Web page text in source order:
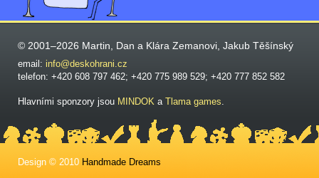
© 2001–2026 Martin, Dan a Klára Zemanovi, Jakub Těšínský
email: info@deskohrani.cz
telefon: +420 608 797 462; +420 775 989 529; +420 777 852 582
Hlavními sponzory jsou MINDOK a Tlama games.
Design © 2010 Handmade Dreams